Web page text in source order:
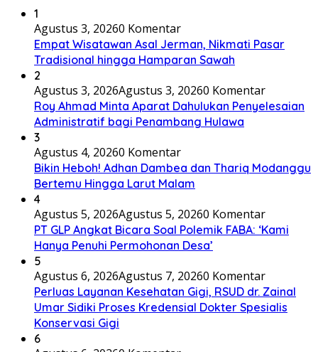
1
Agustus 3, 20260 Komentar
Empat Wisatawan Asal Jerman, Nikmati Pasar
Tradisional hingga Hamparan Sawah
2
Agustus 3, 2026Agustus 3, 20260 Komentar
Roy Ahmad Minta Aparat Dahulukan Penyelesaian
Administratif bagi Penambang Hulawa
3
Agustus 4, 20260 Komentar
Bikin Heboh! Adhan Dambea dan Thariq Modanggu
Bertemu Hingga Larut Malam
4
Agustus 5, 2026Agustus 5, 20260 Komentar
PT GLP Angkat Bicara Soal Polemik FABA: ‘Kami
Hanya Penuhi Permohonan Desa’
5
Agustus 6, 2026Agustus 7, 20260 Komentar
Perluas Layanan Kesehatan Gigi, RSUD dr. Zainal
Umar Sidiki Proses Kredensial Dokter Spesialis
Konservasi Gigi
6